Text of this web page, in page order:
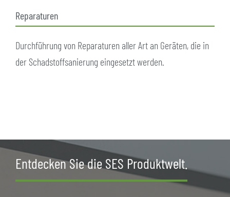
Reparaturen
Durchführung von Reparaturen aller Art an Geräten, die in
der Schadstoffsanierung eingesetzt werden.
Entdecken Sie die SES Produktwelt.